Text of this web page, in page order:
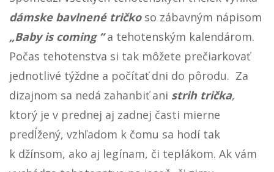
Spomedzi všetkých tehotenských tričiek vyniká
so zábavným nápisom
„Baby is coming “
a tehotenským kalendárom.
Počas tehotenstva si tak môžete prečiarkovať
jednotlivé týždne a počítať dni do pôrodu. Za
dizajnom sa nedá zahanbiť ani
,
ktorý je v prednej aj zadnej časti mierne
predĺžený, vzhľadom k čomu sa hodí tak
k džínsom, ako aj legínam, či teplákom. Ak vám